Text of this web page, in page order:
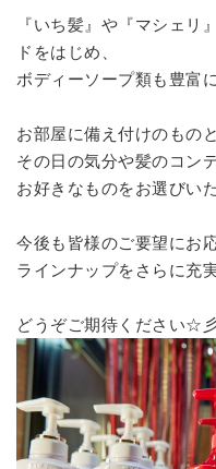
『いち髪』や『マシェリ
ドをはじめ、
ボディーソープ類も豊富
お部屋に備え付けのもの
その日の気分や髪のコン
お好きなものをお選びい
今後も皆様のご要望にお応
ラインナップをさらに充
どうぞご期待ください☆